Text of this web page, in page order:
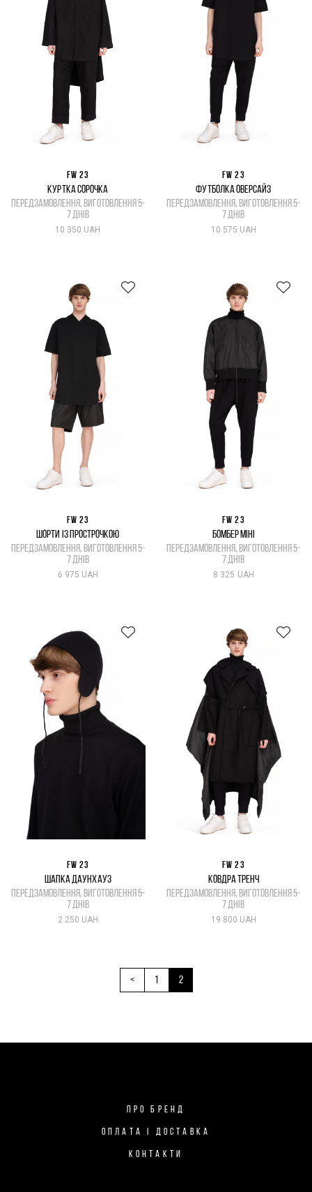
FW 23
КУРТКА СОРОЧКА
передзамовлення, виготовлення 5-
7 днів
10 350 UAH
FW 23
ФУТБОЛКА ОВЕРСАЙЗ
передзамовлення, виготовлення 5-
7 днів
10 575 UAH
FW 23
ШОРТИ ІЗ ПРОСТРОЧКОЮ
передзамовлення, виготовлення 5-
7 днів
6 975 UAH
FW 23
БОМБЕР МІНІ
передзамовлення, виготовлення 5-
7 днів
8 325 UAH
FW 23
ШАПКА ДАУНХАУЗ
передзамовлення, виготовлення 5-
7 днів
2 250 UAH
FW 23
КОВДРА ТРЕНЧ
передзамовлення, виготовлення 5-
7 днів
19 800 UAH
< 1 2
ПРО БРЕНД
ОПЛАТА І ДОСТАВКА
КОНТАКТИ